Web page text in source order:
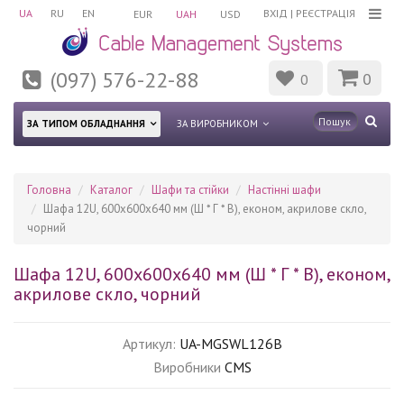
UA RU EN ВХІД | РЕЄСТРАЦІЯ
EUR UAH USD
(097) 576-22-88 0 0
ЗА ТИПОМ ОБЛАДНАННЯ ЗА ВИРОБНИКОМ
Головна Каталог Шафи та стійки
Настінні шафи
Шафа 12U, 600х600х640 мм (Ш * Г * В), економ, акрилове скло,
чорний
Шафа 12U, 600х600х640 мм (Ш * Г * В), економ,
акрилове скло, чорний
Артикул: UA-MGSWL126B
Виробники CMS